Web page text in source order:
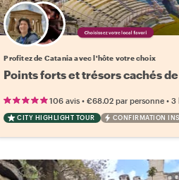
Choisissez votre local favori
Profitez de Catania avec l'hôte votre choix
Points forts et trésors cachés
106 avis •€68.02 par personne •3
CITY HIGHLIGHT TOUR CONFIRMATION